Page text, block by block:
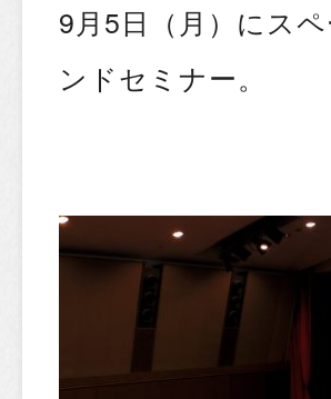
9月5日（月）にス
ンドセミナー。